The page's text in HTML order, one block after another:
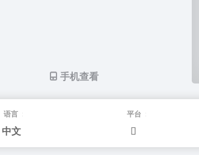
语言：
中文
平台：
手机查看